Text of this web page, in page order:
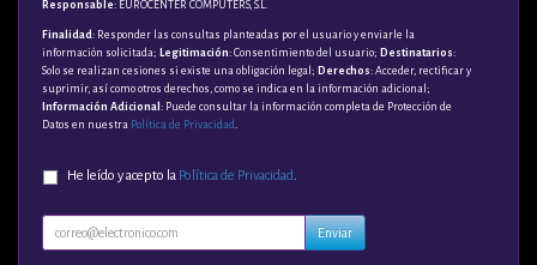
Responsable: EUROCENTER COMPUTERS, S.L.
Finalidad : Responder las consultas planteadas por el usuario y enviarle la
información solicitada; Legitimación: Consentimiento del usuario; Destinatarios:
Solo se realizan cesiones si existe una obligación legal; Derechos: Acceder, rectificar y
suprimir, así como otros derechos, como se indica en la información adicional;
Información Adicional : Puede consultar la información completa de Protección de
Datos en nuestra Política de Privacidad
He leído y acepto la Política de Privacidad.
Enviar